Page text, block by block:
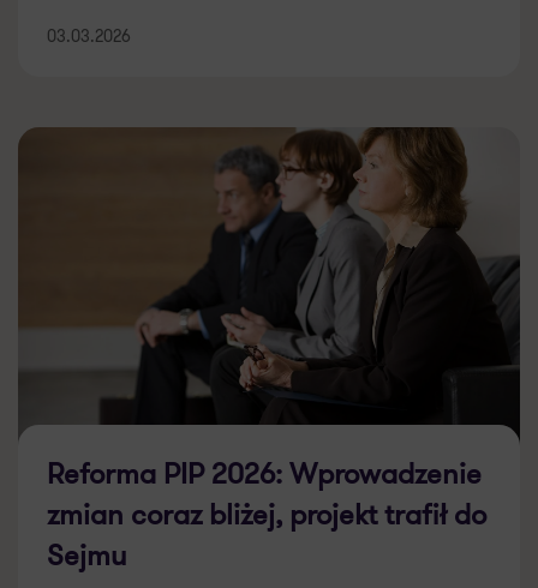
03.03.2026
Reforma PIP 2026: Wprowadzenie
zmian coraz bliżej, projekt trafił do
Sejmu